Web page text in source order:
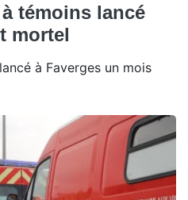
témoins lancé
mortel
à Faverges un mois